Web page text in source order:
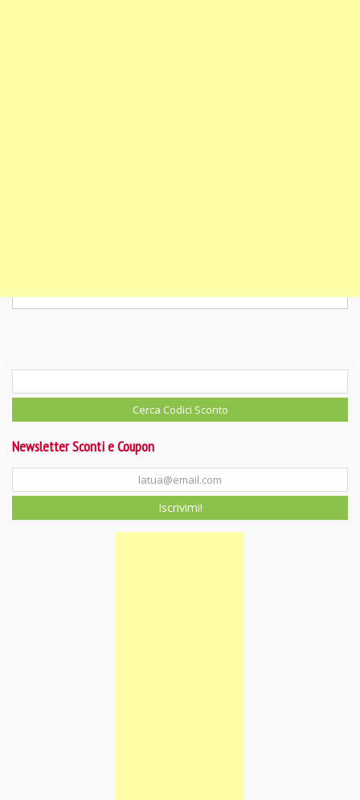
Newsletter Sconti e Coupon
Iscrivimi!